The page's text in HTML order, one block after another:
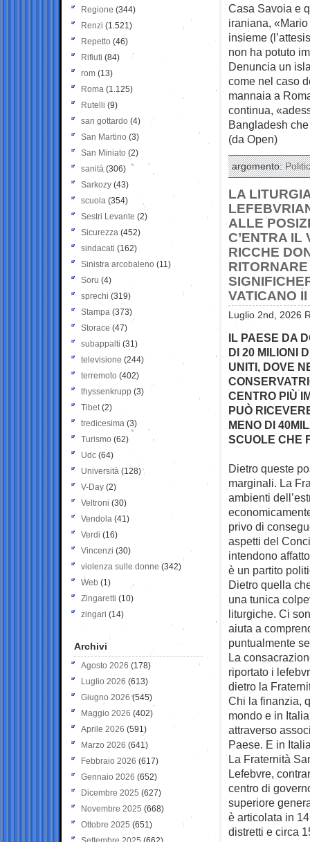
Casa Savoia e
iraniana,
insieme
non ha potuto
Denuncia un
come nel caso
mannaia a
continua,
Bangladesh
(da Open)
argomento:
LA
ALLE
C’ENTRA IL
RICCHE
VATICANO
Luglio 2nd, 2026
IL PAESE DA
DI 20 MILIONI
UNITI, DOVE
CENTRO PIÙ
PUÒ
MENO DI
SCUOLE CHE
Dietro queste
marginali. La
ambienti
privo di
aspetti del
intendono
è un partito
Dietro quella
una tunica
liturgiche. Ci
aiuta a
puntualmente
La
riportato i
dietro la
Chi la finanzia,
mondo e in
attraverso
Paese. E in
La Fraternità
Lefebvre,
centro di
superiore
è articolata in 14
distretti e circa
Regione (344)
Renzi (1.521)
Repetto (46)
Rifiuti (84)
rom (13)
Roma (1.125)
Rutelli (9)
san gottardo (4)
San Martino (3)
San Miniato (2)
sanità (306)
Sarkozy (43)
scuola (354)
Sestri Levante (2)
Sicurezza (452)
sindacati (162)
Sinistra arcobaleno (11)
Soru (4)
sprechi (319)
Stampa (373)
Storace (47)
subappalti (31)
televisione(244)
terremoto (402)
thyssenkrupp (3)
Tibet(2)
tredicesima (3)
Turismo (62)
Udc (64)
Università (128)
V-Day (2)
Veltroni (30)
Vendola (41)
Verdi (16)
Vincenzi (30)
violenza sulle donne (342)
Web (1)
Zingaretti (10)
zingari (14)
Archivi
Agosto 2026 (178)
Luglio 2026 (613)
Giugno 2026 (545)
Maggio 2026 (402)
Aprile 2026 (591)
Marzo 2026 (641)
Febbraio 2026 (617)
Gennaio 2026 (652)
Dicembre 2025 (627)
Novembre 2025 (668)
Ottobre 2025 (651)